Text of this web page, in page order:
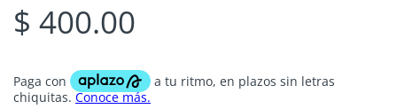
$ 400.00